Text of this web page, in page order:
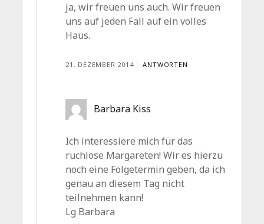
ja, wir freuen uns auch. Wir freuen
uns auf jeden Fall auf ein volles
Haus.
21. DEZEMBER 2014 ANTWORTEN
Barbara Kiss
Ich interessiere mich für das
ruchlose Margareten! Wir es hierzu
noch eine Folgetermin geben, da ich
genau an diesem Tag nicht
teilnehmen kann!
Lg Barbara